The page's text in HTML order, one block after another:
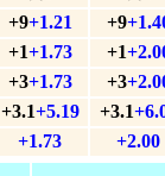
+9+1.21 +9
+1+1.73 +1
+3+1.73 +3
+3.1+5.19 +3.1
+1.73 +2.00